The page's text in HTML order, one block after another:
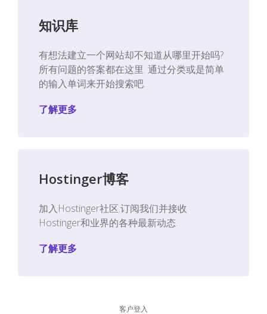
知识库
有想法建立一个网站却不知道从哪里开始吗?
所有问题的答案都在这里. 通过分类或是简单
的输入单词来开始搜索吧.
了解更多
Hostinger博客
加入Hostinger社区.订阅我们并接收
Hostinger和业界的各种最新动态.
了解更多
客户登入